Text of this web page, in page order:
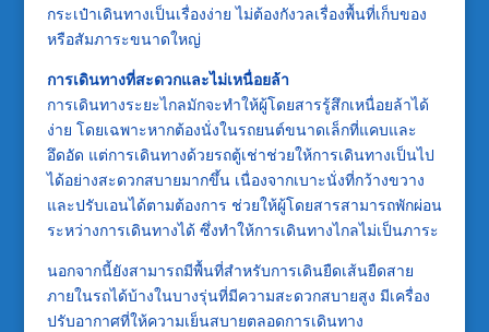
กระเป๋าเดินทางเป็นเรื่องง่าย ไม่ต้องกังวลเรื่องพื้นที่เก็บของ
หรือสัมภาระขนาดใหญ่
การเดินทางที่สะดวกและไม่เหนื่อยล้า
การเดินทางระยะไกลมักจะทำให้ผู้โดยสารรู้สึกเหนื่อยล้าได้
ง่าย โดยเฉพาะหากต้องนั่งในรถยนต์ขนาดเล็กที่แคบและ
อึดอัด แต่การเดินทางด้วยรถตู้เช่าช่วยให้การเดินทางเป็นไป
ได้อย่างสะดวกสบายมากขึ้น เนื่องจากเบาะนั่งที่กว้างขวาง
และปรับเอนได้ตามต้องการ ช่วยให้ผู้โดยสารสามารถพักผ่อน
ระหว่างการเดินทางได้ ซึ่งทำให้การเดินทางไกลไม่เป็นภาระ
นอกจากนี้ยังสามารถมีพื้นที่สำหรับการเดินยืดเส้นยืดสาย
ภายในรถได้บ้างในบางรุ่นที่มีความสะดวกสบายสูง มีเครื่อง
ปรับอากาศที่ให้ความเย็นสบายตลอดการเดินทาง